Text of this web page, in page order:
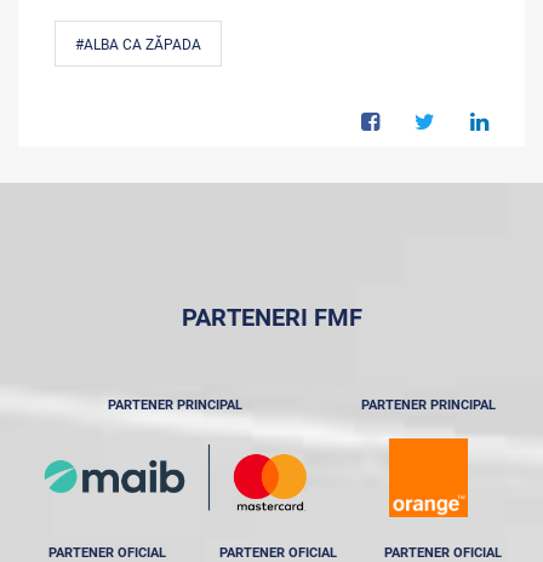
#ALBA CA ZĂPADA
PARTENERI FMF
PARTENER PRINCIPAL PARTENER PRINCIPAL
PARTENER OFICIAL PARTENER OFICIAL PARTENER OFICIAL